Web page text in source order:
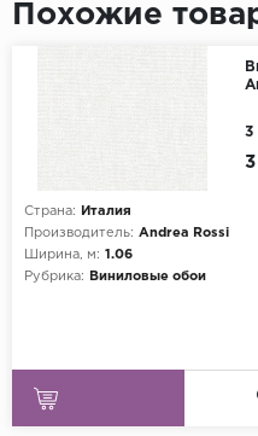
Похожие
Страна:
Италия
Производитель: Andrea Rossi
Ширина, м: 1.06
Рубрика:
Виниловые обои
3